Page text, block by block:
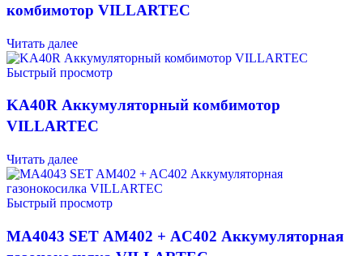
комбимотор VILLARTEC
Читать далее
Быстрый просмотр
KА40R Аккумуляторный комбимотор
VILLARTEC
Читать далее
Быстрый просмотр
MA4043 SET AM402 + AC402 Аккумуляторная